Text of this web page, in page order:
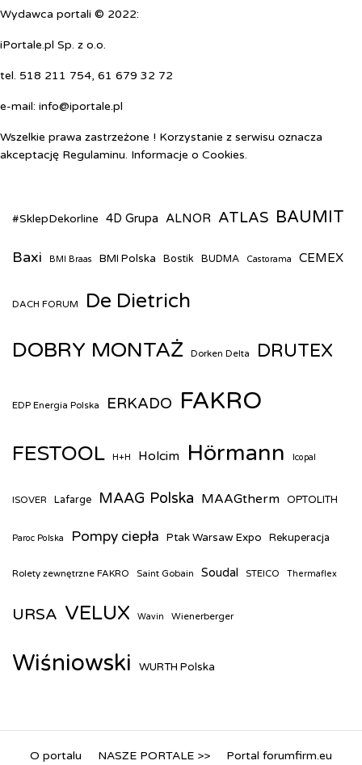
Wydawca portali © 2022:
iPortale.pl Sp. z o.o.
tel. 518 211 754, 61 679 32 72
e-mail: info@iportale.pl
Wszelkie prawa zastrzeżone ! Korzystanie z serwisu oznacza
akceptację Regulaminu. Informacje o Cookies.
#SklepDekorline 4D Grupa ALNOR ATLAS BAUMIT
Baxi BMI Braas BMI Polska Bostik BUDMA Castorama CEMEX
DACH FORUM De Dietrich
DOBRY MONTAŻ Dorken Delta DRUTEX
EDP Energia Polska ERKADO FAKRO
FESTOOL H+H Holcim Hörmann Icopal
ISOVER Lafarge MAAG Polska MAAGtherm OPTOLITH
Paroc Polska Pompy ciepła Ptak Warsaw Expo Rekuperacja
Rolety zewnętrzne FAKRO Saint Gobain Soudal STEICO Thermaflex
URSA VELUX Wavin Wienerberger
Wiśniowski WURTH Polska
O portalu NASZE PORTALE >> Portal forumfirm.eu